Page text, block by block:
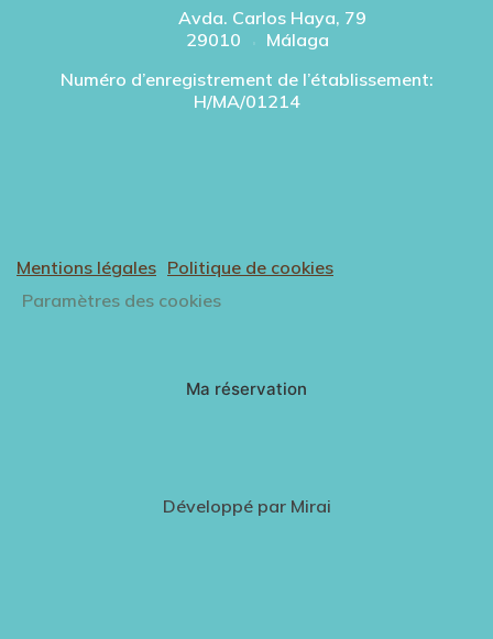
Avda. Carlos Haya, 79
29010
Málaga
Numéro d’enregistrement de l’établissement:
H/MA/01214
Mentions légales Politique de cookies
Paramètres des cookies
Ma réservation
Développé par Mirai